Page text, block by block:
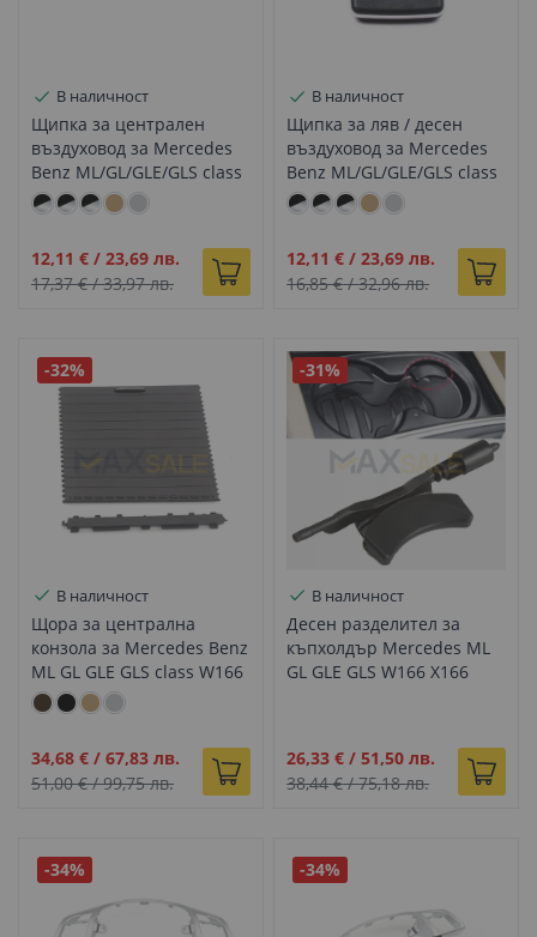
В наличност
Щипка за централен
въздуховод за Mercedes
Benz ML/GL/GLE/GLS class
W166 X166 W292 черно
Промо
цена
12,11 € / 23,69 лв.
17,37 €/33,97 лв.
В наличност
Щипка за ляв / десен
въздуховод за Mercedes
Benz ML/GL/GLE/GLS class
W166 X166 W292 черно
Промо
цена
12,11 € /23,69 лв.
16,85 €/32,96 лв.
-32%
В наличност
Щора за централна
конзола за Mercedes Benz
ML GL GLE GLS class W166
X166 W292 мока
Промо
цена
34,68 € / 67,83 лв.
51,00 €/99,75 лв.
-31%
В наличност
Десен разделител за
къпхолдър Mercedes ML
GL GLE GLS W166 X166
Промо
цена
26,33 € /51,50 лв.
38,44 €/75,18 лв.
-34% -34%